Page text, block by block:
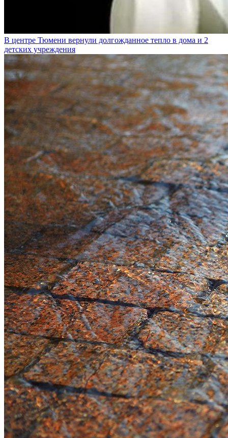
В центре Тюмени вернули долгожданное тепло в дома и 2
детских учреждения